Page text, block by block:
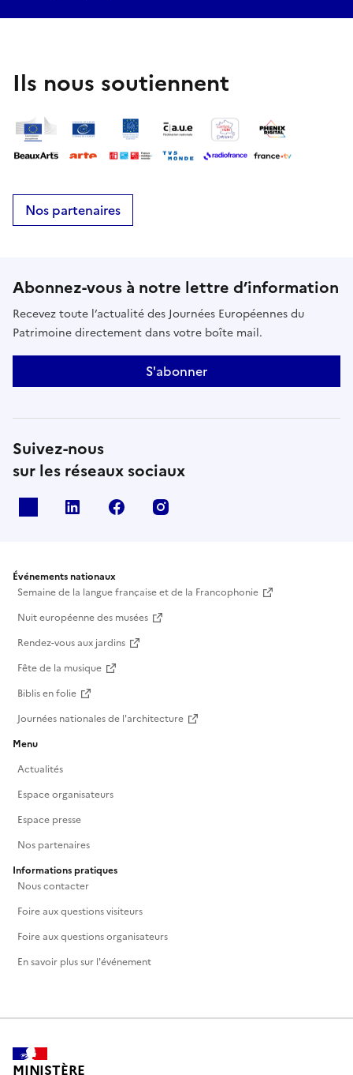
Ils nous soutiennent
Nos partenaires
Abonnez-vous à notre lettre d’information
Recevez toute l’actualité des Journées Européennes du
Patrimoine directement dans votre boîte mail.
S'abonner
Suivez-nous
sur les réseaux sociaux
Linkedin Facebook
Événements nationaux
Semaine de la langue française et de la Francophonie
Nuit européenne des musées
Rendez-vous aux jardins
Fête de la musique
Biblis en folie
Journées nationales de l'architecture
Menu
Actualités
Espace organisateurs
Espace presse
Nos partenaires
Informations pratiques
Nous contacter
Foire aux questions visiteurs
Foire aux questions organisateurs
En savoir plus sur l'événement
MINISTÈRE